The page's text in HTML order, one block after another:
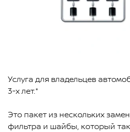
Услуга для владельцев
3-х лет.*
Это пакет из нескольких
фильтра и шайбы, который